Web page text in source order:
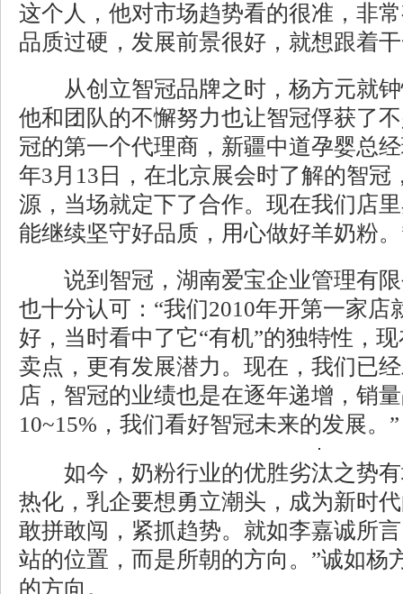
这个人，他对市场趋势看的很准，非
品质过硬，发展前景很好，就想跟着
从创立智冠品牌之时，杨方元就钟
他和团队的不懈努力也让智冠俘获了
冠的第一个代理商，新疆中道孕婴总
年3月13日，在北京展会时了解的智冠
源，当场就定下了合作。现在我们店
能继续坚守好品质，用心做好羊奶粉。
说到智冠，湖南爱宝企业管理有限
也十分认可：“我们2010年开第一家店
好，当时看中了它“有机”的独特性，
卖点，更有发展潜力。现在，我们已
店，智冠的业绩也是在逐年递增，销
10~15%，我们看好智冠未来的发展。”
如今，奶粉行业的优胜劣汰之势有
热化，乳企要想勇立潮头，成为新时
敢拼敢闯，紧抓趋势。就如李嘉诚所
站的位置，而是所朝的方向。”诚如杨
的方向。